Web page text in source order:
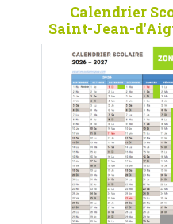
Calendrier
Saint-Jean-